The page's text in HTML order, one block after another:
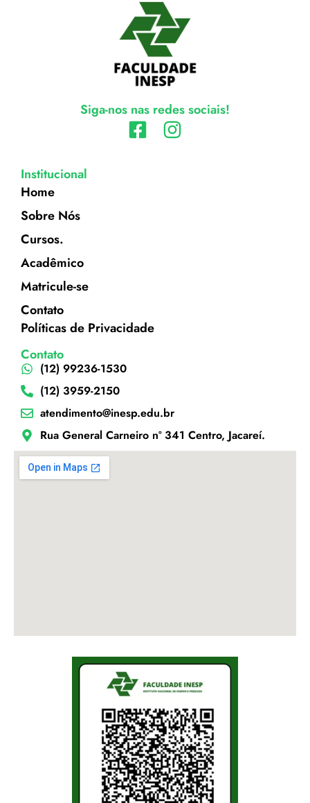
Siga-nos nas redes sociais!
Institucional
Home
Sobre Nós
Cursos.
Acadêmico
Matricule-se
Contato
Políticas de Privacidade
Contato
(12) 99236-1530
(12) 3959-2150
atendimento@inesp.edu.br
Rua General Carneiro nº 341 Centro, Jacareí.